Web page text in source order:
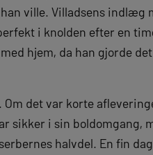
ville. Villadsens
i knolden efter en
hjem, da han gjorde
det var korte
sikker i sin boldomgang,
halvdel. En fin